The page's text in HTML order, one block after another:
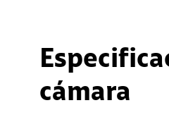
cámara